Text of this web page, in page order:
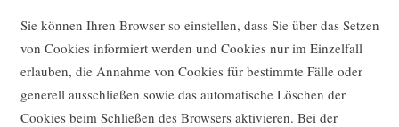
Sie können Ihren Browser so einstellen, dass Sie über das Setzen
von Cookies informiert werden und Cookies nur im Einzelfall
erlauben, die Annahme von Cookies für bestimmte Fälle oder
generell ausschließen sowie das automatische Löschen der
Cookies beim Schließen des Browsers aktivieren. Bei der